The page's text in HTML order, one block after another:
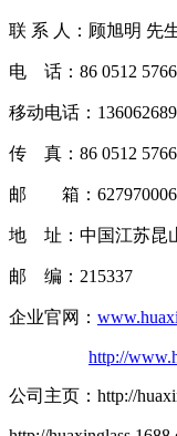
联 系 人：顾旭明 先
电 话：86 0512
移动电话：
传 真：86 0512
邮 箱：
地 址：中国江苏昆
邮 编：215337
企业官网：
http://
公司主页：http://